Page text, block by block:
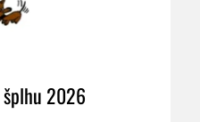
šplhu 2026